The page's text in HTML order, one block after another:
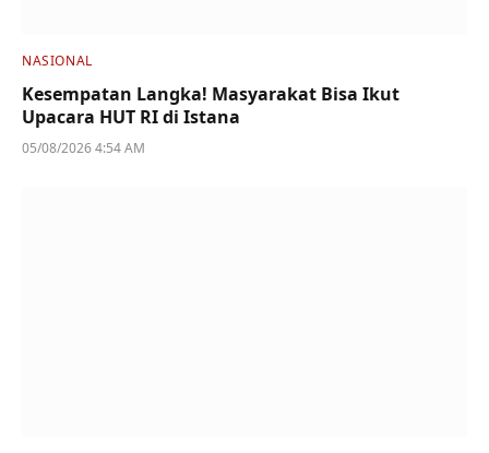
NASIONAL
Kesempatan Langka! Masyarakat Bisa Ikut
Upacara HUT RI di Istana
05/08/2026 4:54 AM